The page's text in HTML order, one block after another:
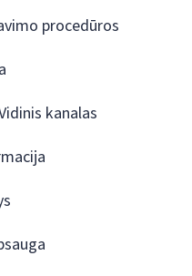
procedūros
kanalas